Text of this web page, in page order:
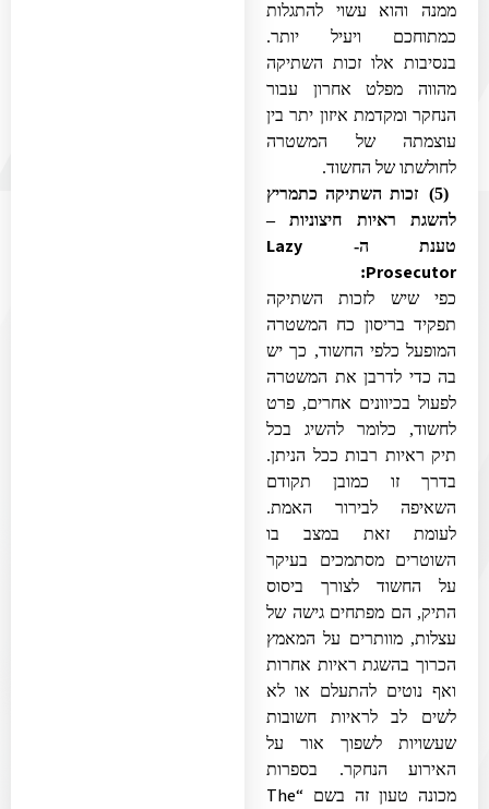
ממנה והוא עשוי להתגלות
כמתוחכם ויעיל יותר.
בנסיבות אלו זכות השתיקה
מהווה מפלט אחרון עבור
הנחקר ומקדמת איזון יתר בין
עוצמתה של המשטרה
לחולשתו של החשוד.
(5) זכות השתיקה כתמריץ
להשגת ראיות חיצוניות –
טענת ה-
Lazy
Prosecutor
:
כפי שיש לזכות השתיקה
תפקיד בריסון כח המשטרה
המופעל כלפי החשוד, כך יש
בה כדי לדרבן את המשטרה
לפעול בכיוונים אחרים, פרט
לחשוד, כלומר להשיג בכל
תיק ראיות רבות ככל הניתן.
בדרך זו כמובן תקודם
השאיפה לבירור האמת.
לעומת זאת במצב בו
השוטרים מסתמכים בעיקר
על החשוד לצורך ביסוס
התיק, הם מפתחים גישה של
עצלות, מוותרים על המאמץ
הכרוך בהשגת ראיות אחרות
ואף נוטים להתעלם או לא
לשים לב לראיות חשובות
שעשויות לשפוך אור על
האירוע הנחקר. בספרות
מכונה טעון זה בשם
“The